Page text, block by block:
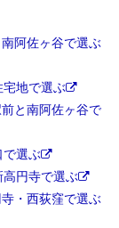
阿佐ヶ谷で選ぶ
地で選ぶ
と南阿佐ヶ谷で
選ぶ
円寺で選ぶ
・西荻窪で選ぶ